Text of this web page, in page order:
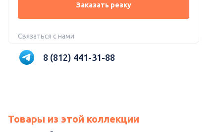
Заказать резку
Связаться с нами
8 (812) 441-31-88
Товары из этой коллекции